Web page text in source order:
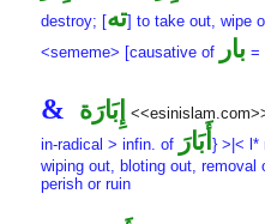
destroy; [ته] to take out, wipe
<sememe> [causative of
بار =
& إِبَارَة
in-radical > infin. of أَبَارَ } >|< l*
wiping out, bloting out,
perish or ruin